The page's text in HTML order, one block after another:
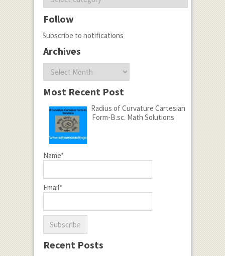
Follow
Subscribe to notifications
Archives
Archives
Most Recent Post
Radius of Curvature Cartesian
Form-B.sc. Math Solutions
Name*
Email*
Recent Posts